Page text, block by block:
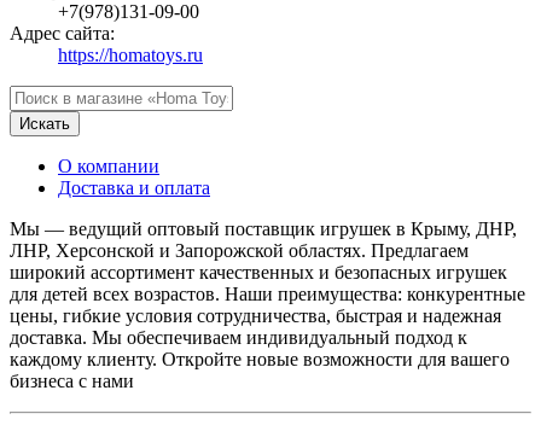
+7(978)131-09-00
Адрес сайта:
https://homatoys.ru
Искать
О компании
Доставка и оплата
Мы — ведущий оптовый поставщик игрушек в Крыму, ДНР,
ЛНР, Херсонской и Запорожской областях. Предлагаем
широкий ассортимент качественных и безопасных игрушек
для детей всех возрастов. Наши преимущества: конкурентные
цены, гибкие условия сотрудничества, быстрая и надежная
доставка. Мы обеспечиваем индивидуальный подход к
каждому клиенту. Откройте новые возможности для вашего
бизнеса с нами